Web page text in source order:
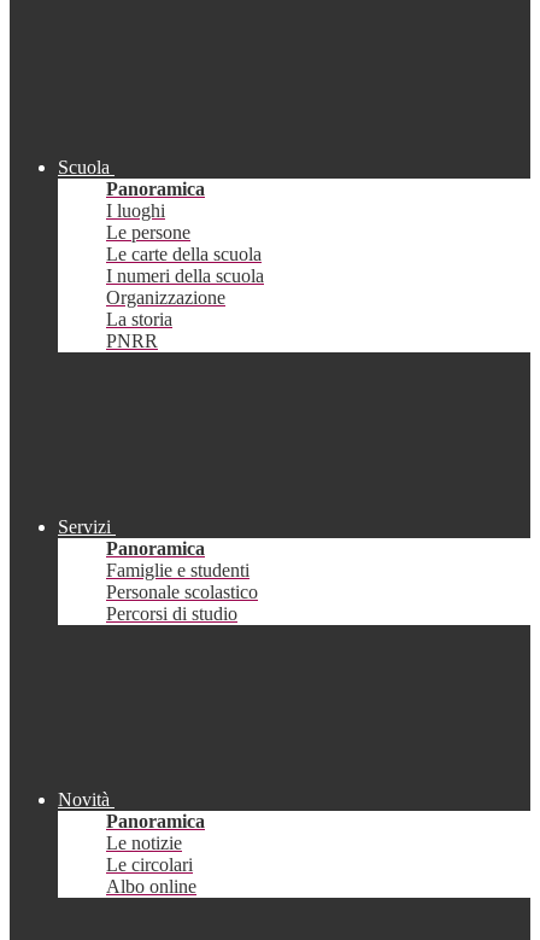
Scuola
Panoramica
I luoghi
Le persone
Le carte della scuola
I numeri della scuola
Organizzazione
La storia
PNRR
Servizi
Panoramica
Famiglie e studenti
Personale scolastico
Percorsi di studio
Novità
Panoramica
Le notizie
Le circolari
Albo online